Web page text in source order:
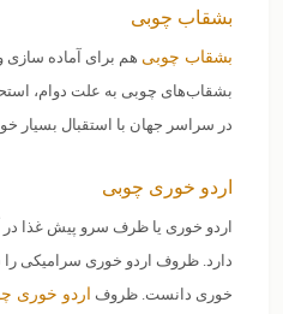
بشقاب چوبی
بشقاب‌ چوبی هم برای آماده سازی
بشقاب‌های چوبی به علت دوام،
در سراسر جهان با استقبال بسیار
اردو خوری چوبی
اردو خوری یا ظرف سرو پیش غذا در
دارد. ظروف اردو خوری سرامیکی را
خوری دانست. ظروف
اردو خوری